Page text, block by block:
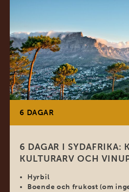
6 DAGAR
6 DAGAR I SYDAFRIKA:
KULTURARV OCH
Hyrbil
Boende och frukost (om inget